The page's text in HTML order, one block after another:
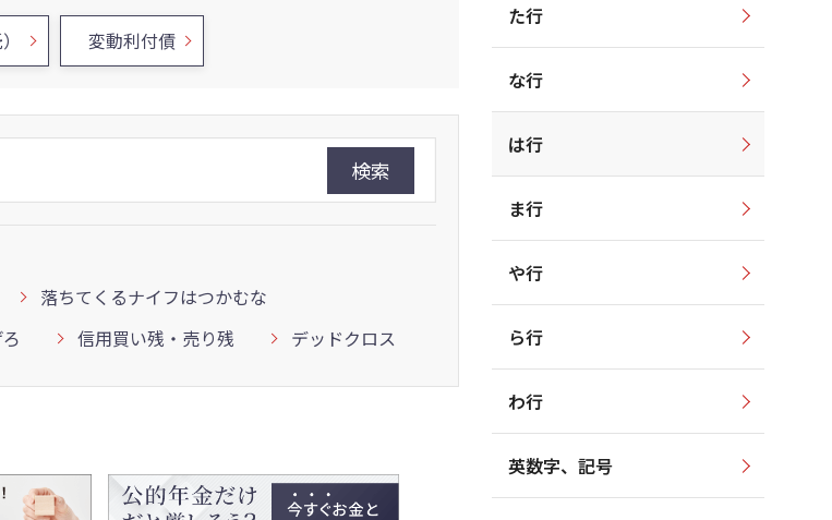
変動利付債
検索
落ちてくるナイフはつかむな
信用買い残・売り残 デッドクロス
た行
な行
は行
ま行
や行
ら行
わ行
英数字、記号